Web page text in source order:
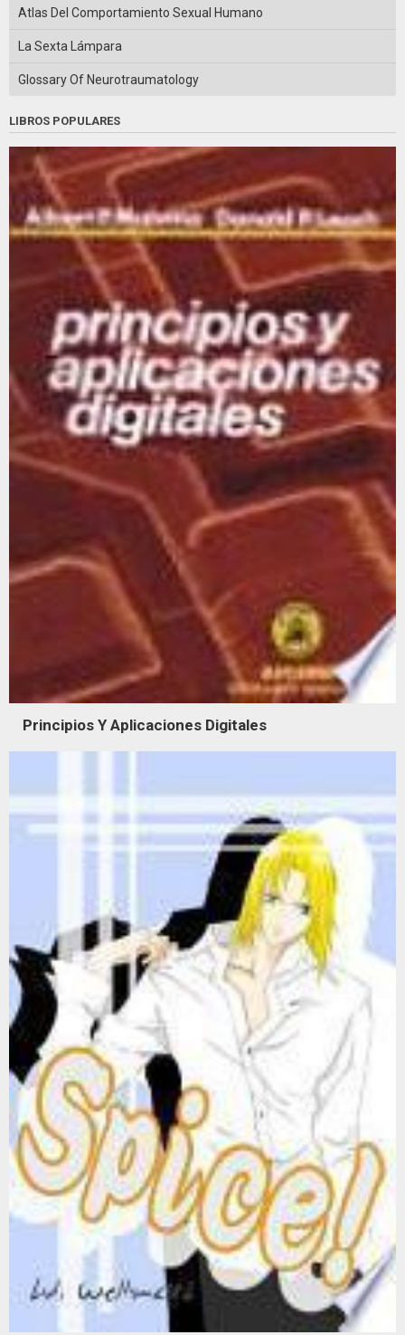
Atlas Del Comportamiento Sexual Humano
La Sexta Lámpara
Glossary Of Neurotraumatology
LIBROS POPULARES
Principios Y Aplicaciones Digitales